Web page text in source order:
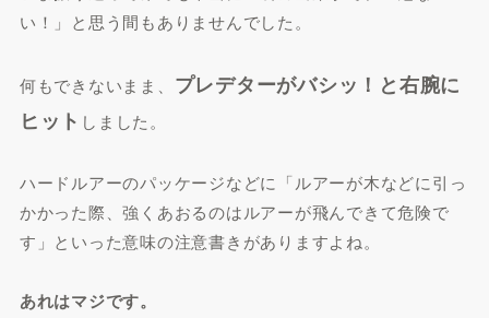
い！」と思う間もありませんでした。
何もできないまま、 プレデターがバシッ！と右腕に
ヒット しました。
ハードルアーのパッケージなどに「ルアーが木などに引っ
かかった際、強くあおるのはルアーが飛んできて危険で
す」といった意味の注意書きがありますよね。
あれはマジです。